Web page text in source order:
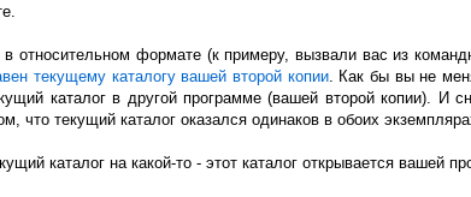
относительном формате (к примеру, вызвали вас из
текущему каталогу вашей второй копии. Как бы вы не
каталог в другой программе (вашей второй копии). И
что текущий каталог оказался одинаков в обоих
каталог на какой-то - этот каталог открывается вашей